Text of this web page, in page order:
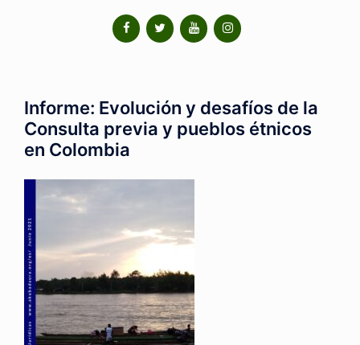
Informe: Evolución y desafíos de la
Consulta previa y pueblos étnicos
en Colombia